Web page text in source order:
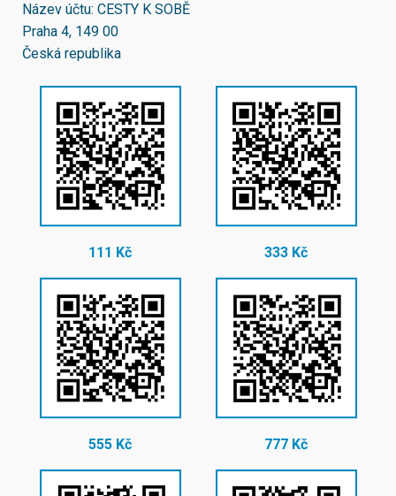
Název účtu: CESTY K SOBĚ
Praha 4, 149 00
Česká republika
111 Kč 333 Kč
555 Kč 777 Kč